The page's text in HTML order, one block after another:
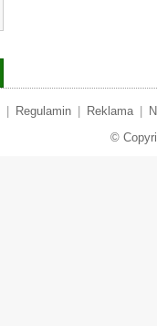
Regulamin Reklama
©